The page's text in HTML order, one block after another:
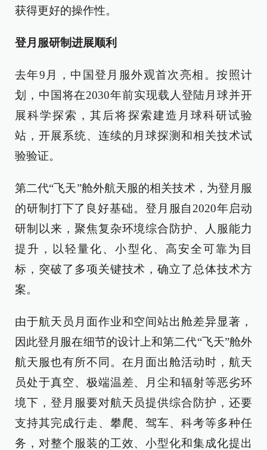
获得更好的操作性。
登月服研制进展顺利
去年9月，中国登月服外观首次亮相。按照计
划，中国将在2030年前实现载人登陆月球并开
展科学探索，其后将探索建造月球科研试验
站，开展系统、连续的月球探测和相关技术试
验验证。
第二代“飞天”舱外航天服的相关技术，为登月服
的研制打下了良好基础。登月服自2020年启动
研制以来，聚焦复杂环境综合防护、人服能力
提升，以轻量化、小型化、高安全可靠为目
标，突破了多项关键技术，确立了总体技术方
案。
由于航天员月面作业和空间站出舱差异显著，
因此登月服在细节的设计上和第二代“飞天”舱外
航天服也有所不同。在月面出舱活动时，航天
员处于真空、极端温差、月尘和辐射等恶劣环
境下，登月服要对航天员提供综合防护，还要
支持其完成行走、攀爬、驾车、科考等多种任
务，对整个服装的工效、小型化和集成化提出